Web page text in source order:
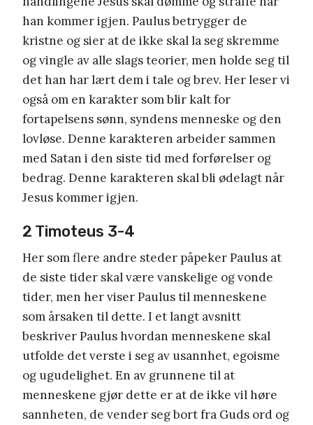
han kommer igjen. Paulus betrygger de
kristne og sier at de ikke skal la seg skremme
og vingle av alle slags teorier, men holde seg til
det han har lært dem i tale og brev. Her leser vi
også om en karakter som blir kalt for
fortapelsens sønn, syndens menneske og den
lovløse. Denne karakteren arbeider sammen
med Satan i den siste tid med forførelser og
bedrag. Denne karakteren skal bli ødelagt når
Jesus kommer igjen.
2 Timoteus 3-4
Her som flere andre steder påpeker Paulus at
de siste tider skal være vanskelige og vonde
tider, men her viser Paulus til menneskene
som årsaken til dette. I et langt avsnitt
beskriver Paulus hvordan menneskene skal
utfolde det verste i seg av usannhet, egoisme
og ugudelighet. En av grunnene til at
menneskene gjør dette er at de ikke vil høre
sannheten, de vender seg bort fra Guds ord og